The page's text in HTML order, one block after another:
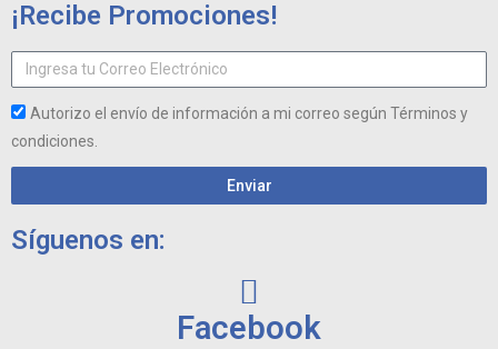
¡Recibe Promociones!
Autorizo el envío de información a mi correo según Términos y
condiciones.
Enviar
Síguenos en:
Facebook